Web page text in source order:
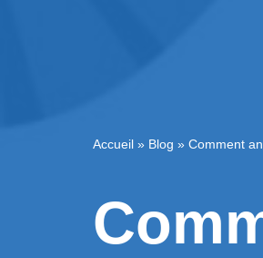
Accueil » Blog » Comment